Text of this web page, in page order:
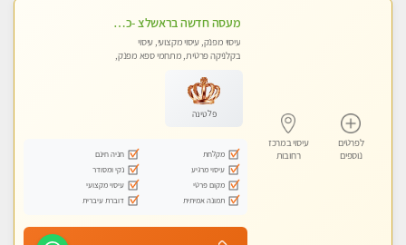
לפרטים
נוספים
עיסוי במרכז
רחובות
מעסה חדשה בראשלצ -כל סוגי העיסויים מעסה מקצועית ואיכותית פרטי!!!מומלץ לחלוטין!!
עיסוי מפנק, עיסוי מקצועי, עיסוי
בקלניקה פרטית, מתחמי ספא מפנק,
פלטינה
מקלחת
חניה חינם
עיסוי מרגיע
נקי ומסודר
מקום פרטי
עיסוי מקצועי
תמונה אמיתית
דוברת עיברית